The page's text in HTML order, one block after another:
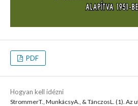
PDF
Hogyan kell idézni
StrommerT., MunkácsyA., & TánczosL. (1). Az